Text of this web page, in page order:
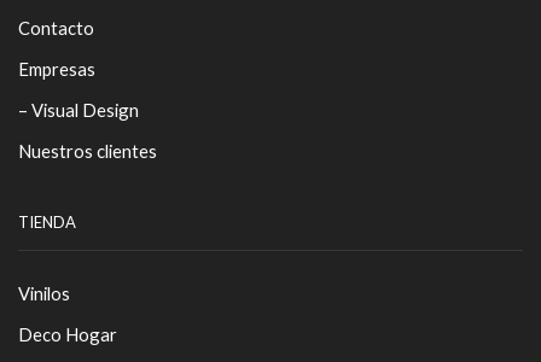
Contacto
Empresas
– Visual Design
Nuestros clientes
TIENDA
Vinilos
Deco Hogar